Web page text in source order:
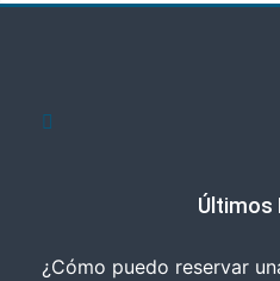
Últimos
¿Cómo puedo reservar